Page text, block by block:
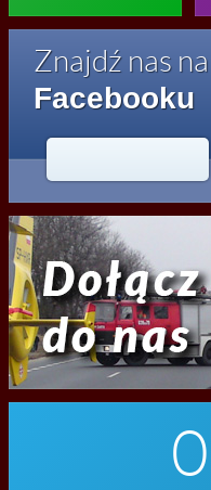
Znajdź nas na
Facebooku
0